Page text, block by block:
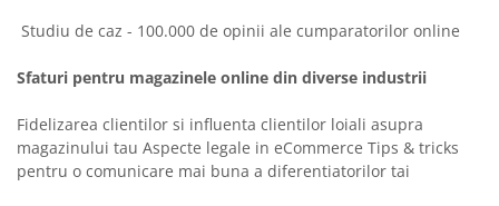
Studiu de caz - 100.000 de opinii ale cumparatorilor online
Sfaturi pentru magazinele online din diverse industrii
Fidelizarea clientilor si influenta clientilor loiali asupra
magazinului tau Aspecte legale in eCommerce Tips & tricks
pentru o comunicare mai buna a diferentiatorilor tai